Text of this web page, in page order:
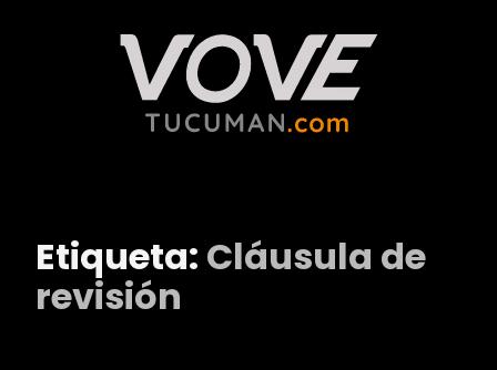
Etiqueta: Cláusula de
revisión